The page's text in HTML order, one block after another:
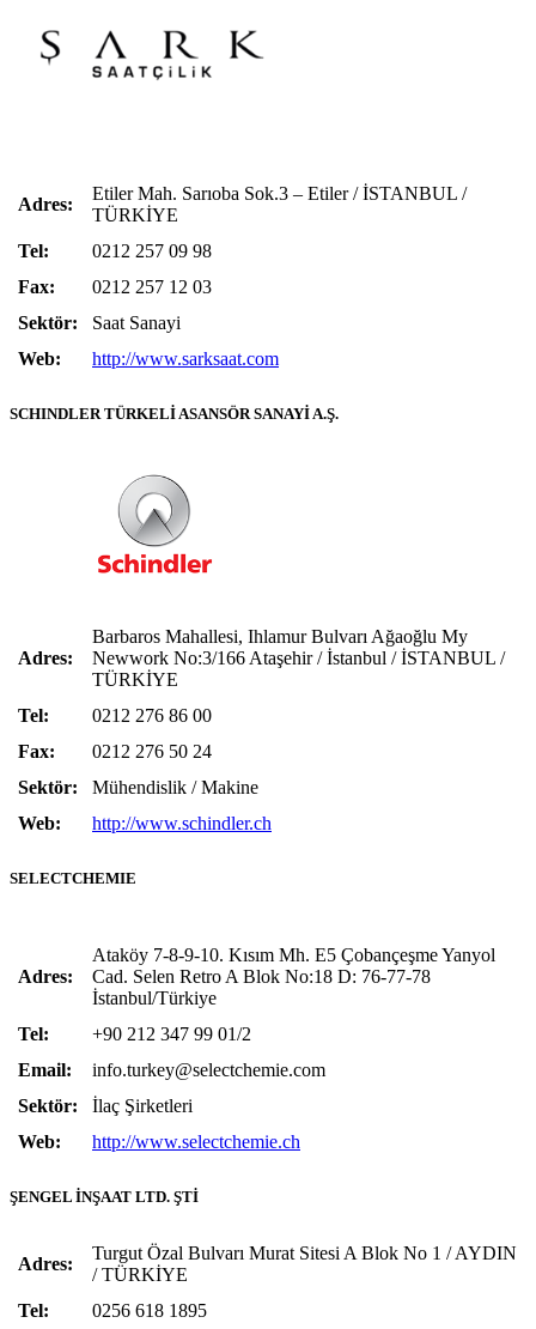
Adres:
Etiler Mah. Sarıoba Sok.3 – Etiler / İSTANBUL /
TÜRKİYE
Tel:
0212 257 09 98
Fax:
0212 257 12 03
Sektör:
Saat Sanayi
Web:
http://www.sarksaat.com
SCHINDLER TÜRKELİ ASANSÖR SANAYİ A.Ş.
Adres:
Barbaros Mahallesi, Ihlamur Bulvarı Ağaoğlu My
Newwork No:3/166 Ataşehir / İstanbul / İSTANBUL /
TÜRKİYE
Tel:
0212 276 86 00
Fax:
0212 276 50 24
Sektör:
Mühendislik / Makine
Web:
http://www.schindler.ch
SELECTCHEMIE
Adres:
Ataköy 7-8-9-10. Kısım Mh. E5 Çobançeşme Yanyol
Cad. Selen Retro A Blok No:18 D: 76-77-78
İstanbul/Türkiye
Tel:
+90 212 347 99 01/2
Email:
info.turkey@selectchemie.com
Sektör:
İlaç Şirketleri
Web:
http://www.selectchemie.ch
ŞENGEL İNŞAAT LTD. ŞTİ
Adres:
Turgut Özal Bulvarı Murat Sitesi A Blok No 1 / AYDIN
/ TÜRKİYE
Tel:
0256 618 1895